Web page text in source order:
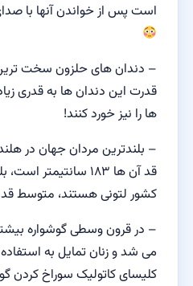
است پس از خواندن آنها با
– دندان های حلزون سخت
قدرت این دندان ها به قدری
ها را نیز خورد کنند!
– بلندترین مردان جهان در
قد آن ها ۱۸۳
کشور لتونی هستند، متوسط قد آن ها ۱۷۰
– در قرون وسطی گوشواره
می شد و زنان تمایل به
کلیسای کاتولیک سوراخ کردن